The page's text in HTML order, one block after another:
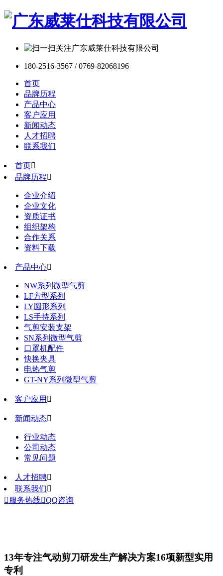
180-2516-3567 / 0769-82068196
首页
品牌历程
产品中心
客户应用
新闻动态
人才招聘
联系我们
首页
品牌历程
企业介绍
企业文化
资质证书
组织架构
合作关系
资料下载
产品中心
NW系列微型气剪
LF方型系列
LY圆形系列
LS手持系列
气剪安装支架
SN系列微型气剪
口罩机配件
快换夹具
电热气剪
GT-NY系列微型气剪
客户应用 
新闻动态
行业动态
公司动态
常见问题
人才招聘
联系我们
 服务热线QQ咨询
13年专注气动剪刀研发生产解决方案16项新型实用
专利